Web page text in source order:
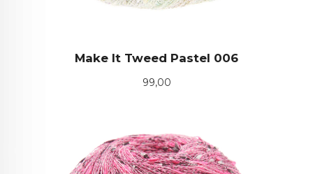
Make It Tweed Pastel 006
Pris
99,00